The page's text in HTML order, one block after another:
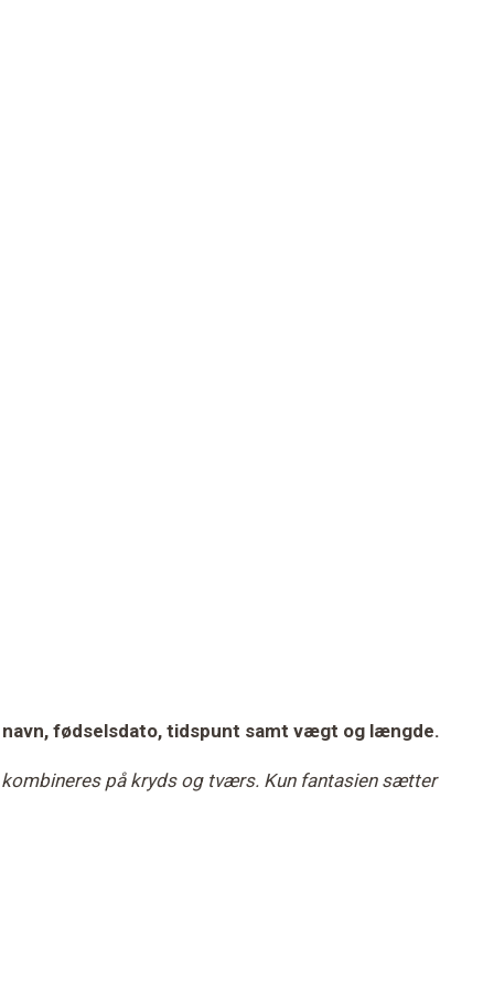
navn, fødselsdato, tidspunt samt vægt og længde.
på kryds og tværs. Kun fantasien sætter